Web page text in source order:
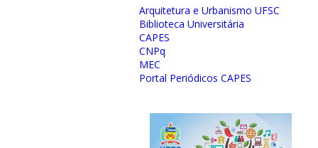
Arquitetura e Urbanismo UFSC
Biblioteca Universitária
CAPES
CNPq
MEC
Portal Periódicos CAPES